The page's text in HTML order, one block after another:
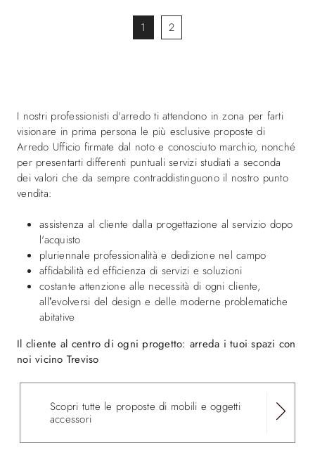
1 2
I nostri professionisti d'arredo ti attendono in zona per farti
visionare in prima persona le più esclusive proposte di
Arredo Ufficio firmate dal noto e conosciuto marchio, nonché
per presentarti differenti puntuali servizi studiati a seconda
dei valori che da sempre contraddistinguono il nostro punto
vendita:
assistenza al cliente dalla progettazione al servizio dopo
l'acquisto
pluriennale professionalità e dedizione nel campo
affidabilità ed efficienza di servizi e soluzioni
costante attenzione alle necessità di ogni cliente,
all’evolversi del design e delle moderne problematiche
abitative
Il cliente al centro di ogni progetto: arreda i tuoi spazi con
noi vicino Treviso
Scopri tutte le proposte di mobili e oggetti
accessori